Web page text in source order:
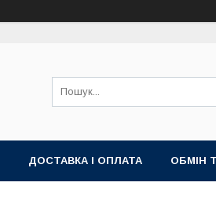
ДОСТАВКА І ОПЛАТА ОБМІН